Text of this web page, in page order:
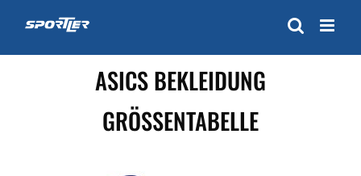
Inhalt
springen
ASICS BEKLEIDUNG
GRÖSSENTABELLE